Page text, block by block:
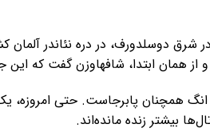
دوسلدورف، در دره نئاندر آلمان
از همان ابتدا، شافهاوزن گفت که این
همچنان پابرجاست. حتی امروزه،
بیشتر زنده مانده‌اند.